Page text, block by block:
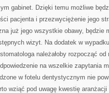
gabinet. Dzięki temu możliwe
pacjenta i przezwyciężenie jego
już jego wszystkie obawy, będzie
wizyt. Na dodatek w
należałoby rozpocząć od
na wszelkie zapytania
w fotelu dentystycznym nie
wziąć pod uwagę kwestię